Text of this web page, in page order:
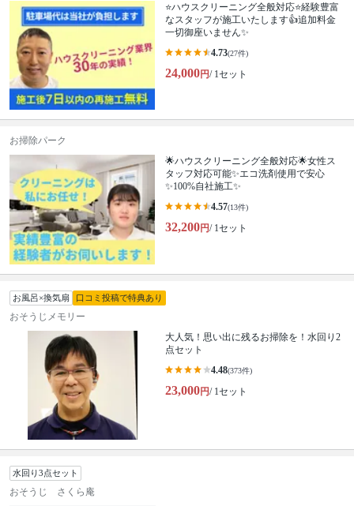
⭐ハウスクリーニング全般対応⭐経験豊富
なスタッフが施工いたします👍追加料金
一切御座いません✨
4.73(27件)
24,000円/ 1セット
お掃除パーク
🌟ハウスクリーニング全般対応🌟女性ス
タッフ対応可能✨エコ洗剤使用で安心
✨100%自社施工✨
4.57(13件)
32,200円/ 1セット
お風呂×換気扇 口コミ投稿で特典あり
おそうじメモリー
大人気！思い出に残るお掃除を！水回り2
点セット
4.48(373件)
23,000円/ 1セット
水回り3点セット
おそうじ さくら庵